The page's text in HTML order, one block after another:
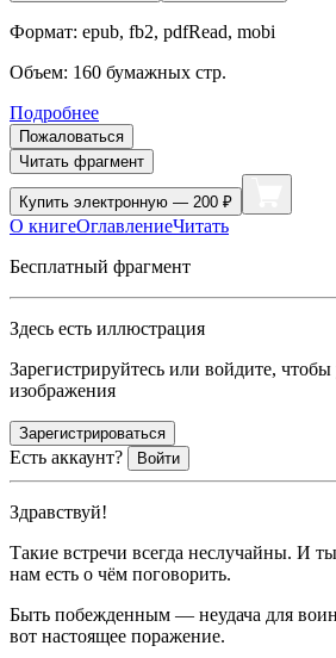
Формат: epub, fb2, pdfRead, mobi
Объем: 160 бумажных стр.
Подробнее
Пожаловаться
Читать фрагмент
Купить электронную — 200 ₽
О книгеОглавлениеЧитать
Бесплатный фрагмент
Здесь есть иллюстрация
Зарегистрируйтесь или войдите,
изображения
Зарегистрироваться
Есть аккаунт? Войти
Здравствуй!
Такие встречи всегда неслучайны. И
нам есть о чём поговорить.
Быть побежденным — неудача для
вот настоящее поражение.